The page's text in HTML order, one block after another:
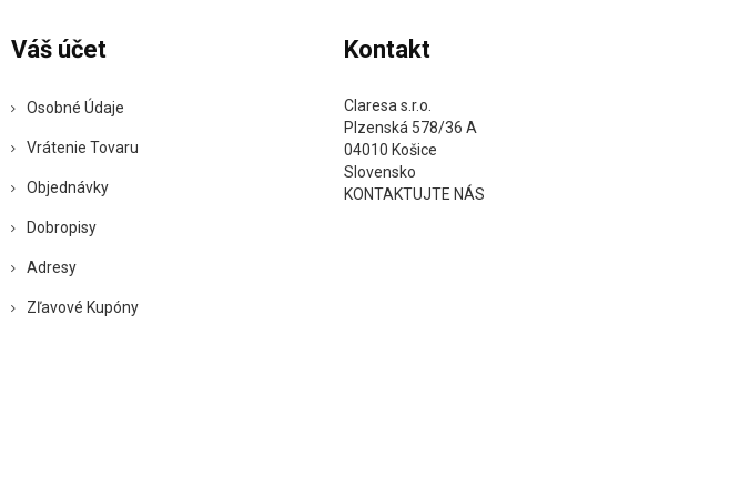
Váš účet
Osobné Údaje
Vrátenie Tovaru
Objednávky
Dobropisy
Adresy
Zľavové Kupóny
Kontakt
Claresa s.r.o.
Plzenská 578/36 A
04010 Košice
Slovensko
KONTAKTUJTE NÁS